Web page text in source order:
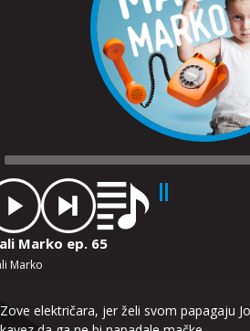
Marko ep. 65
Marko
Zove električara, jer želi svom papagaju